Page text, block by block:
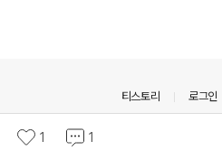
1 1
티스토리 로그인